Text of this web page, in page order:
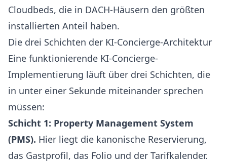
Cloudbeds, die in DACH-Häusern den größten
installierten Anteil haben.
Die drei Schichten der KI-Concierge-Architektur
Eine funktionierende KI-Concierge-
Implementierung läuft über drei Schichten, die
in unter einer Sekunde miteinander sprechen
müssen:
Schicht 1: Property Management System
(PMS). Hier liegt die kanonische Reservierung,
das Gastprofil, das Folio und der Tarifkalender.